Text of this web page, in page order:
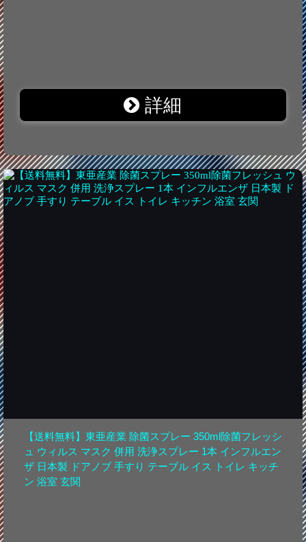
詳細
【送料無料】東亜産業 除菌スプレー 350ml除菌フレッシ
ュ ウィルス マスク 併用 洗浄スプレー 1本 インフルエン
ザ 日本製 ドアノブ 手すり テーブル イス トイレ キッチ
ン 浴室 玄関